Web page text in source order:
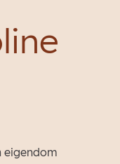
eigendom